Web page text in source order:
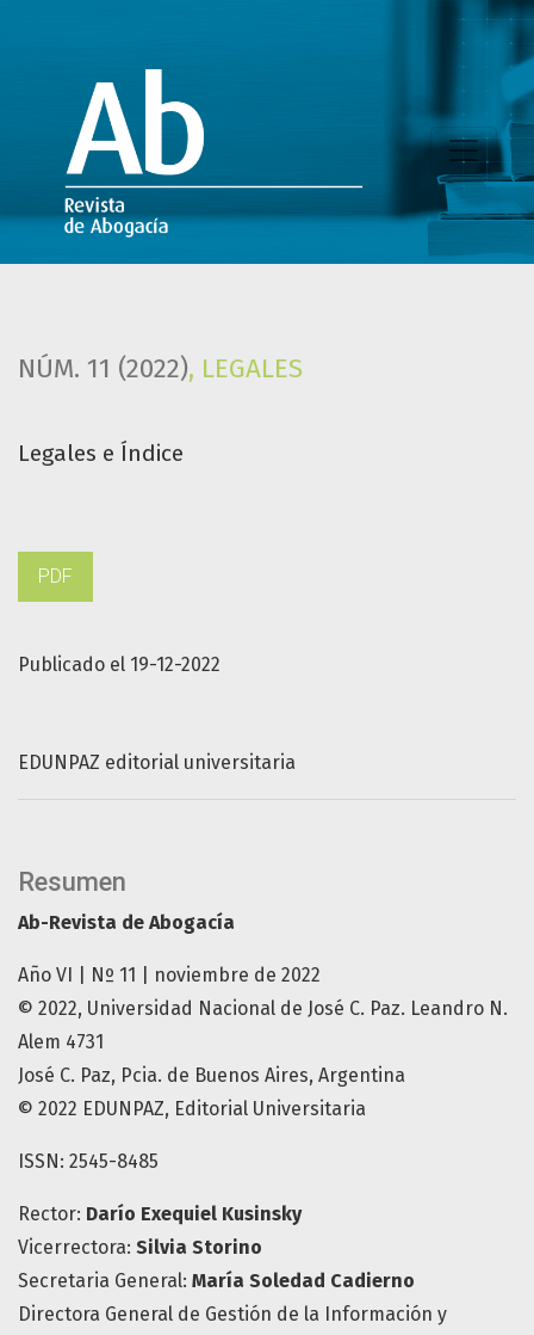
NÚM. 11 (2022), LEGALES
Legales e Índice
Publicado el 19-12-2022
PDF
EDUNPAZ editorial universitaria
Resumen
Ab-Revista de Abogacía
Año VI | Nº 11 | noviembre de 2022
© 2022, Universidad Nacional de José C. Paz. Leandro N.
Alem 4731
José C. Paz, Pcia. de Buenos Aires, Argentina
© 2022 EDUNPAZ, Editorial Universitaria
ISSN: 2545-8485
Rector: Darío Exequiel Kusinsky
Vicerrectora: Silvia Storino
Secretaria General: María Soledad Cadierno
Directora General de Gestión de la Información y